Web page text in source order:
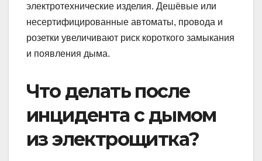
электротехнические изделия. Дешёвые или
несертифицированные автоматы, провода и
розетки увеличивают риск короткого замыкания
и появления дыма.
Что делать после
инцидента с дымом
из электрощитка?